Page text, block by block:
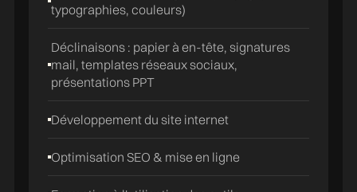
typographies, couleurs)
Déclinaisons : papier à en-tête, signatures
mail, templates réseaux sociaux,
présentations PPT
Développement du site internet
Optimisation SEO & mise en ligne